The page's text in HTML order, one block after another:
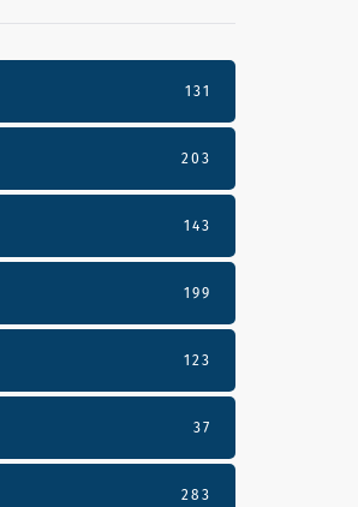
131
203
143
199
123
37
283